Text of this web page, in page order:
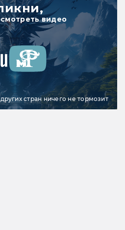
видео
стран ничего не тормозит